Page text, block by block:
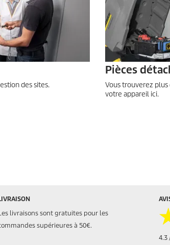
des sites.
Pièces
Vous trouverez
votre appareil ici.
livraisons sont gratuites pour les
supérieures à 50€.
4.3